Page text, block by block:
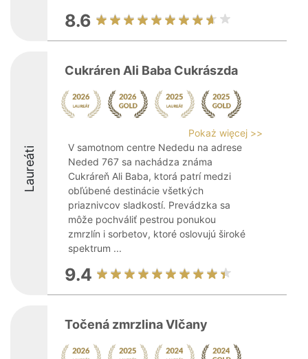
8.6
Laureáti
Cukráren Ali Baba Cukrászda
Pokaż więcej >>
V samotnom centre Nededu na adrese
Neded 767 sa nachádza známa
Cukráreň Ali Baba, ktorá patrí medzi
obľúbené destinácie všetkých
priaznivcov sladkostí. Prevádzka sa
môže pochváliť pestrou ponukou
zmrzlín i sorbetov, ktoré oslovujú široké
spektrum ...
9.4
Točená zmrzlina Vlčany